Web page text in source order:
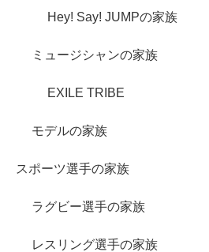
Hey! Say! JUMPの家族
ミュージシャンの家族
EXILE TRIBE
モデルの家族
スポーツ選手の家族
ラグビー選手の家族
レスリング選手の家族